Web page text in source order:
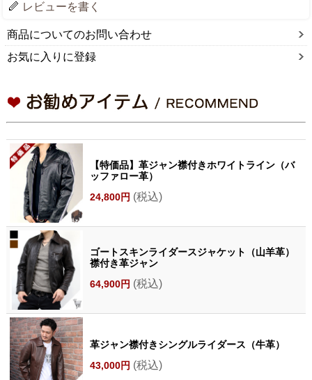
レビューを書く
商品についてのお問い合わせ
お気に入りに登録
【特価品】革ジャン襟付きホワイトライン（バ
ッファロー革）
24,800円 (税込)
ゴートスキンライダースジャケット（山羊革）
襟付き革ジャン
64,900円 (税込)
革ジャン襟付きシングルライダース（牛革）
43,000円 (税込)